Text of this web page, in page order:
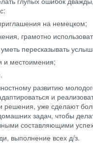
на немецком;
грамотно
пересказывать
и местоимения;
развитию
и
решения, уже сделают
задач, чтобы
составляющими
выполнение всех д/з.